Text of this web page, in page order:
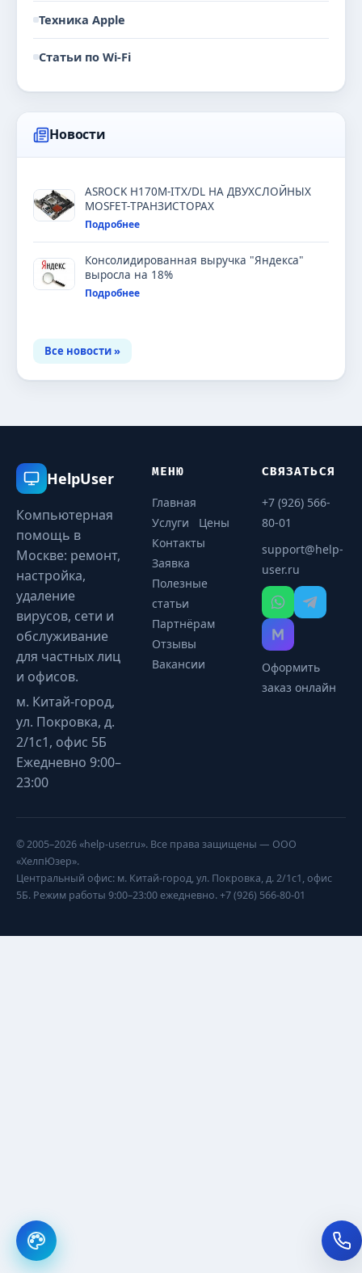
Техника Apple
Статьи по Wi-Fi
Новости
ASROCK H170M-ITX/DL НА ДВУХСЛОЙНЫХ
MOSFET-ТРАНЗИСТОРАХ
Подробнее
Консолидированная выручка "Яндекса"
выросла на 18%
Подробнее
Все новости »
HelpUser
Компьютерная
помощь в
Москве: ремонт,
настройка,
удаление
вирусов, сети и
обслуживание
для частных лиц
и офисов.
м. Китай-город,
ул. Покровка, д.
2/1с1, офис 5Б
Ежедневно 9:00–
23:00
МЕНЮ
Главная
Услуги
Цены
Контакты
Заявка
Полезные
статьи
Партнёрам
Отзывы
Вакансии
СВЯЗАТЬСЯ
+7 (926) 566-
80-01
support@help-
user.ru
Оформить
заказ онлайн
© 2005–2026 «help-user.ru». Все права защищены — ООО
«ХелпЮзер».
Центральный офис: м. Китай-город, ул. Покровка, д. 2/1с1, офис
5Б. Режим работы 9:00–23:00 ежедневно. +7 (926) 566-80-01